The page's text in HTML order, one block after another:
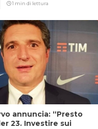
1 min di lettura
annuncia: “Presto
23. Investire sui